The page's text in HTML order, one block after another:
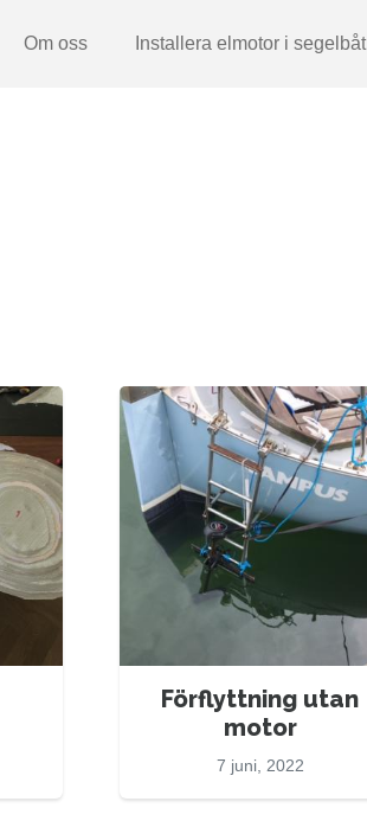
Om oss Installera elmotor i segelbåt
Förflyttning utan
motor
7 juni, 2022